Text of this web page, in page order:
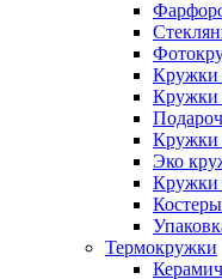
Кружки
Кружки
Кружки
Эко
Кружки
Термокружки